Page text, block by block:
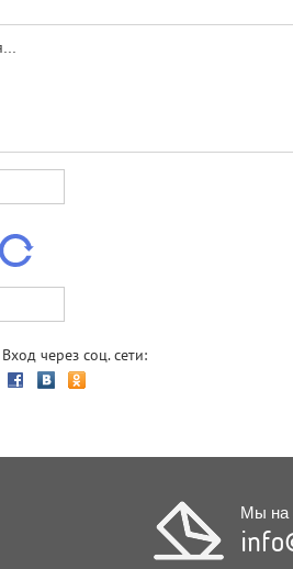
Вход через соц. сети:
Мы на